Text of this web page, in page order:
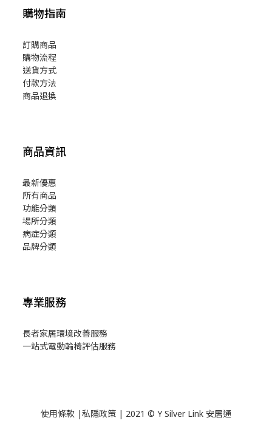
購物指南
訂購商品
購物流程
送貨方式
付款方法
商品退換
商品資訊
最新優惠
所有商品
功能分類
場所分類
病症分類
品牌分類
專業服務
長者家居環境改善服務
一站式電動輪椅評估服務
使用條款 |私隱政策 | 2021 © Y Silver Link 安居通